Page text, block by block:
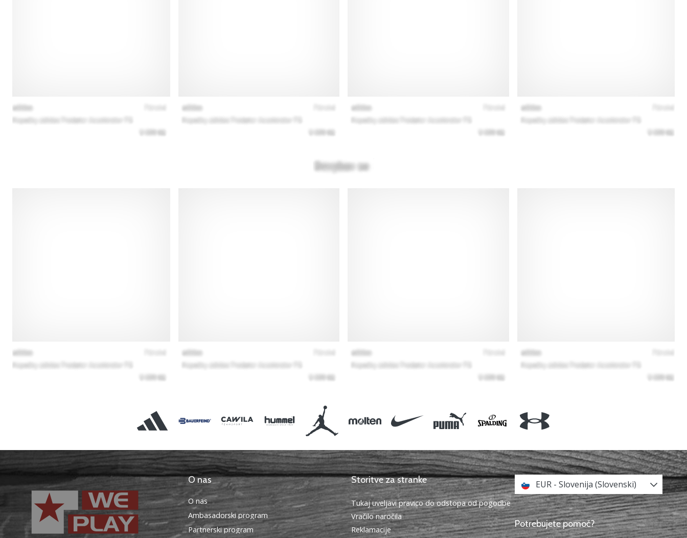
O nas
O nas
Ambasadorski program
Partnerski program
Storitve za stranke
Tukaj uveljavi pravico do odstopa od pogodbe
Vračilo naročila
Reklamacije
EUR - Slovenija (Slovenski)
Potrebujete pomoč?